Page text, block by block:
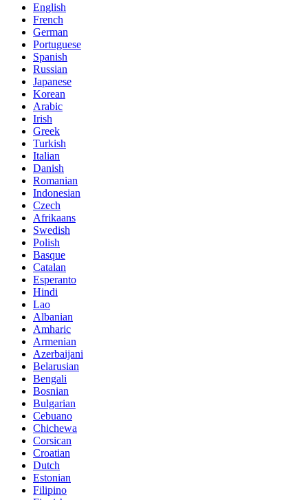
English
French
German
Portuguese
Spanish
Russian
Japanese
Korean
Arabic
Irish
Greek
Turkish
Italian
Danish
Romanian
Indonesian
Czech
Afrikaans
Swedish
Polish
Basque
Catalan
Esperanto
Hindi
Lao
Albanian
Amharic
Armenian
Azerbaijani
Belarusian
Bengali
Bosnian
Bulgarian
Cebuano
Chichewa
Corsican
Croatian
Dutch
Estonian
Filipino